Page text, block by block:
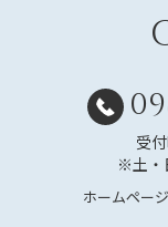
受
※土・
ホームペー